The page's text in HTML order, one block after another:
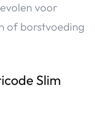
voor
of borstvoeding
Slim